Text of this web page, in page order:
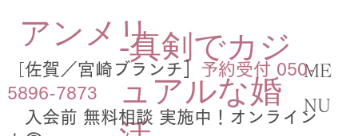
ME
NU
​アンメリ-真剣でカジ
ュアルな婚
［​佐賀／宮崎ブランチ］ 予約受付 050-
5896-7873
​ 入会前 無料相談 実施中！オンライン